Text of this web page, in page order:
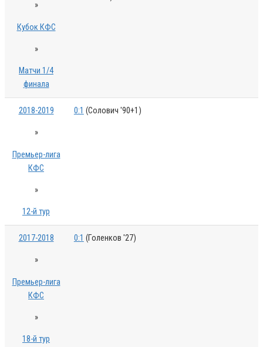
»
Кубок КФС
»
Матчи 1/4
финала
2018-2019
»
Премьер-лига
КФС
»
12-й тур
0:1 (Солович '90+1)
2017-2018
»
Премьер-лига
КФС
»
18-й тур
0:1 (Голенков '27)